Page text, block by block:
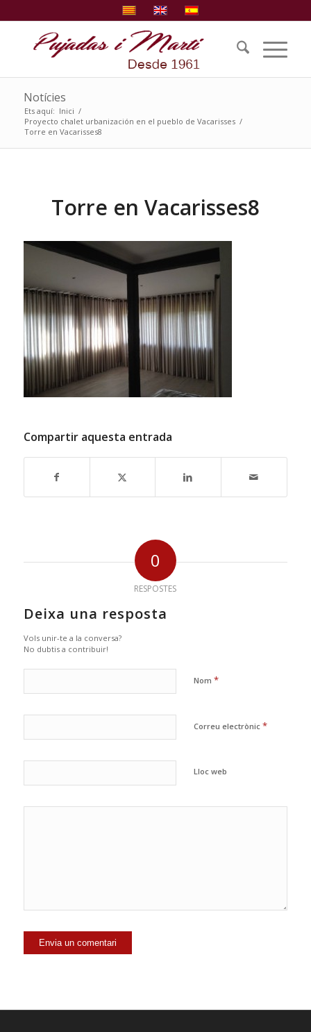
Notícies
Ets aquí: Inici /
Proyecto chalet urbanización en el pueblo de Vacarisses /
Torre en Vacarisses8
Torre en Vacarisses8
Compartir aquesta entrada
0
RESPOSTES
Deixa una resposta
Vols unir-te a la conversa?
No dubtis a contribuir!
Nom *
Correu electrònic *
Lloc web